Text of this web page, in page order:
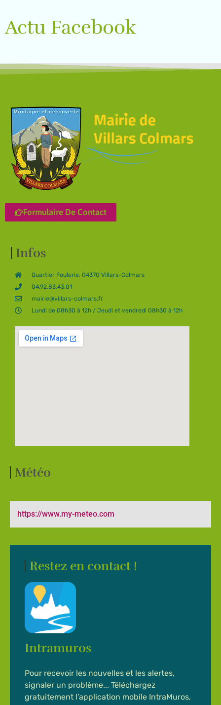
Actu Facebook
Formulaire De Contact
Infos
Quartier Foulerie, 04370 Villars-Colmars
04.92.83.43.01
mairie@villars-colmars.fr
Lundi de 08h30 à 12h / Jeudi et vendredi 08h30 à 12h
Météo
https://www.my-meteo.com
Restez en contact !
Intramuros
Pour recevoir les nouvelles et les alertes,
signaler un problème... Téléchargez
gratuitement l’application mobile IntraMuros,